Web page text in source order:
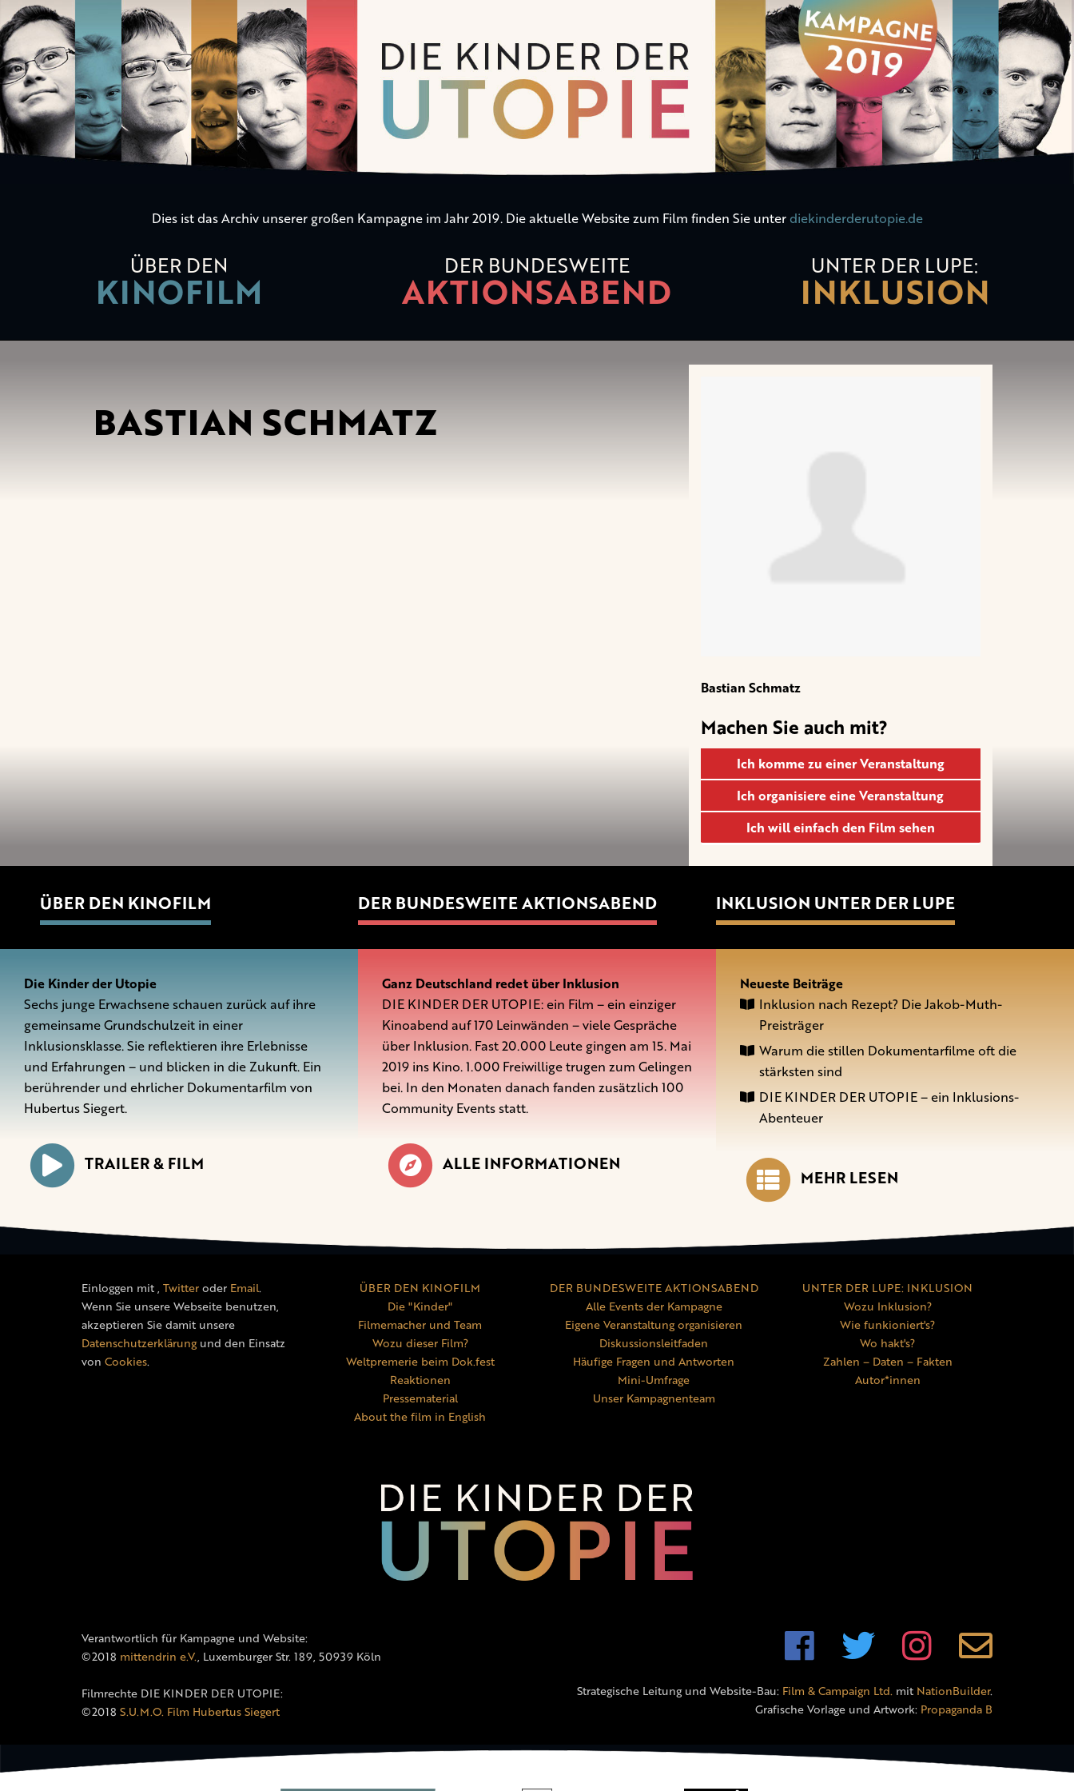
Die
Kinder
der
Utopie
Dies ist das Archiv unserer großen Kampagne im Jahr 2019. Die aktuelle Website zum Film finden Sie unter diekinderderutopie.de
ÜBER DEN
KINOFILM
DER BUNDESWEITE
AKTIONSABEND
UNTER DER LUPE:
INKLUSION
BASTIAN SCHMATZ
Bastian Schmatz
Machen Sie auch mit?
Ich komme zu einer Veranstaltung
Ich organisiere eine Veranstaltung
Ich will einfach den Film sehen
ÜBER DEN KINOFILM
Die Kinder der Utopie
Sechs junge Erwachsene schauen zurück auf ihre
gemeinsame Grundschulzeit in einer
Inklusionsklasse. Sie reflektieren ihre Erlebnisse
und Erfahrungen – und blicken in die Zukunft. Ein
berührender und ehrlicher Dokumentarfilm von
Hubertus Siegert.
TRAILER & FILM
DER BUNDESWEITE AKTIONSABEND
Ganz Deutschland redet über Inklusion
DIE KINDER DER UTOPIE: ein Film – ein einziger
Kinoabend auf 170 Leinwänden – viele Gespräche
über Inklusion. Fast 20.000 Leute gingen am 15. Mai
2019 ins Kino. 1.000 Freiwillige trugen zum Gelingen
bei. In den Monaten danach fanden zusätzlich 100
Community Events statt.
ALLE INFORMATIONEN
INKLUSION UNTER DER LUPE
Neueste Beiträge
Inklusion nach Rezept? Die Jakob-Muth-
Preisträger
Warum die stillen Dokumentarfilme oft die
stärksten sind
DIE KINDER DER UTOPIE – ein Inklusions-
Abenteuer
MEHR LESEN
Einloggen mit, Twitteroder Email.
Wenn Sie unsere Webseite benutzen,
akzeptieren Sie damit unsere
Datenschutzerklärungund den Einsatz
von Cookies.
ÜBER DEN KINOFILM
Die "Kinder"
Filmemacher und Team
Wozu dieser Film?
Weltpremerie beim Dok.fest
Reaktionen
Pressematerial
About the film in English
DER BUNDESWEITE AKTIONSABEND
Alle Events der Kampagne
Eigene Veranstaltung organisieren
Diskussionsleitfaden
Häufige Fragen und Antworten
Mini-Umfrage
Unser Kampagnenteam
UNTER DER LUPE: INKLUSION
Wozu Inklusion?
Wie funkioniert's?
Wo hakt's?
Zahlen – Daten – Fakten
Autor*innen
Verantwortlich für Kampagne und Website:
©2018 mittendrin e.V., Luxemburger Str. 189, 50939 Köln
Filmrechte DIE KINDER DER UTOPIE:
©2018 S.U.M.O. Film Hubertus Siegert
Strategische Leitung und Website-Bau: Film & Campaign Ltd. mit NationBuilder.
Grafische Vorlage und Artwork: Propaganda B